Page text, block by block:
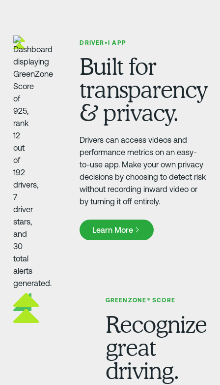
DRIVER•I APP
Built for
transparency
& privacy.
Drivers can access videos and
performance metrics on an easy-
to-use app. Make your own privacy
decisions by choosing to detect risk
without recording inward video or
by turning it off entirely.
Learn More
Learn More
GREENZONE® SCORE
Recognize
great
driving.